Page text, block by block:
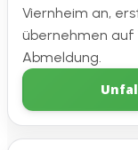
Viernheim an,
übernehmen auf
Abmeldung.